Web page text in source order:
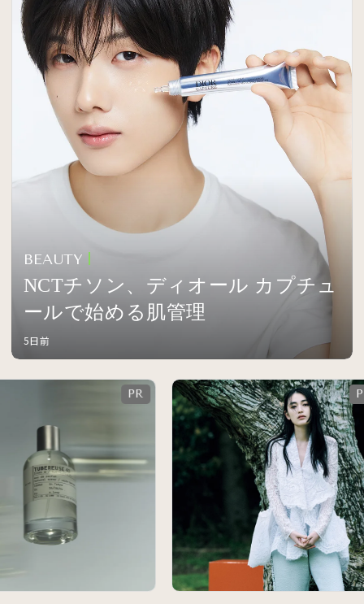
BEAUTY
NCTチソン、ディオール カプチュ
ールで始める肌管理
5日前